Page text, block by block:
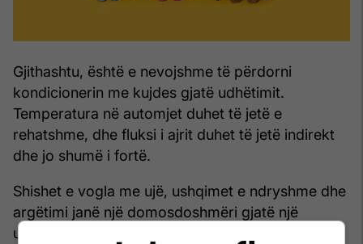
Gjithashtu, është e nevojshme të përdorni
kondicionerin me kujdes gjatë udhëtimit.
Temperatura në automjet duhet të jetë e
rehatshme, dhe fluksi i ajrit duhet të jetë indirekt
dhe jo shumë i fortë.
Shishet e vogla me ujë, ushqimet e ndryshme dhe
argëtimi janë një domosdoshmëri gjatë një
udhëtimi të gjatë. Nëse keni organizatorë të